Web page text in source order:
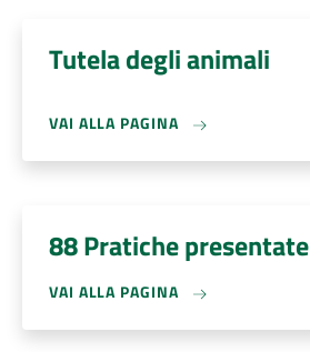
Tutela degli animali
VAI ALLA PAGINA
88 Pratiche presentate
VAI ALLA PAGINA